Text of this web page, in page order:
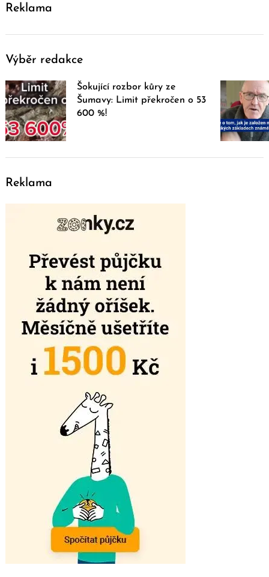
Reklama
Výběr redakce
Šokující rozbor kůry ze
Šumavy: Limit překročen o 53
600 %!
Reklama